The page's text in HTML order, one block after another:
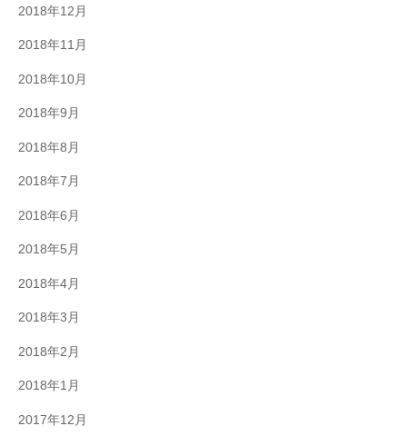
2018年12月
2018年11月
2018年10月
2018年9月
2018年8月
2018年7月
2018年6月
2018年5月
2018年4月
2018年3月
2018年2月
2018年1月
2017年12月